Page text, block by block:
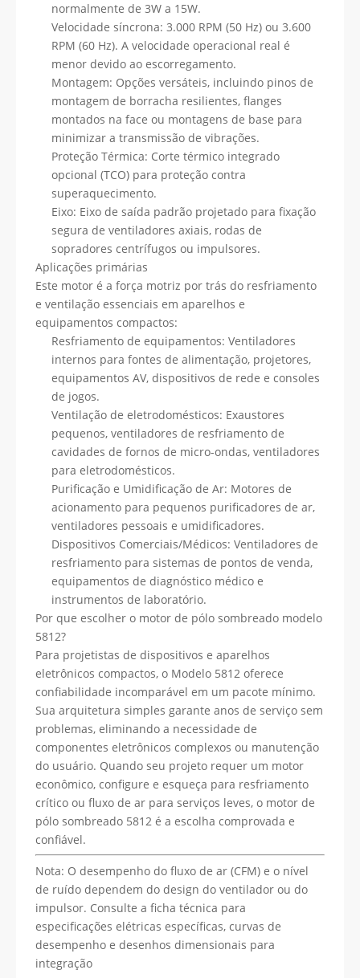
normalmente de 3W a 15W.
Velocidade síncrona: 3.000 RPM (50 Hz) ou 3.600
RPM (60 Hz). A velocidade operacional real é
menor devido ao escorregamento.
Montagem: Opções versáteis, incluindo pinos de
montagem de borracha resilientes, flanges
montados na face ou montagens de base para
minimizar a transmissão de vibrações.
Proteção Térmica: Corte térmico integrado
opcional (TCO) para proteção contra
superaquecimento.
Eixo: Eixo de saída padrão projetado para fixação
segura de ventiladores axiais, rodas de
sopradores centrífugos ou impulsores.
Aplicações primárias
Este motor é a força motriz por trás do resfriamento
e ventilação essenciais em aparelhos e
equipamentos compactos:
Resfriamento de equipamentos: Ventiladores
internos para fontes de alimentação, projetores,
equipamentos AV, dispositivos de rede e consoles
de jogos.
Ventilação de eletrodomésticos: Exaustores
pequenos, ventiladores de resfriamento de
cavidades de fornos de micro-ondas, ventiladores
para eletrodomésticos.
Purificação e Umidificação de Ar: Motores de
acionamento para pequenos purificadores de ar,
ventiladores pessoais e umidificadores.
Dispositivos Comerciais/Médicos: Ventiladores de
resfriamento para sistemas de pontos de venda,
equipamentos de diagnóstico médico e
instrumentos de laboratório.
Por que escolher o motor de pólo sombreado modelo
5812?
Para projetistas de dispositivos e aparelhos
eletrônicos compactos, o Modelo 5812 oferece
confiabilidade incomparável em um pacote mínimo.
Sua arquitetura simples garante anos de serviço sem
problemas, eliminando a necessidade de
componentes eletrônicos complexos ou manutenção
do usuário. Quando seu projeto requer um motor
econômico, configure e esqueça para resfriamento
crítico ou fluxo de ar para serviços leves, o motor de
pólo sombreado 5812 é a escolha comprovada e
confiável.
Nota: O desempenho do fluxo de ar (CFM) e o nível
de ruído dependem do design do ventilador ou do
impulsor. Consulte a ficha técnica para
especificações elétricas específicas, curvas de
desempenho e desenhos dimensionais para
integração